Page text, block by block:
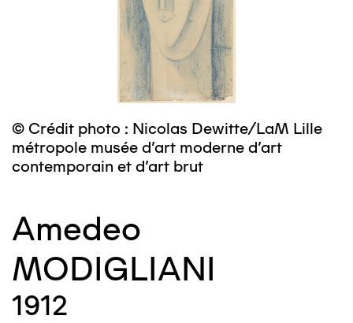
© Crédit photo : Nicolas Dewitte/LaM Lille
métropole musée d’art moderne d’art
contemporain et d’art brut
Amedeo
MODIGLIANI
1912